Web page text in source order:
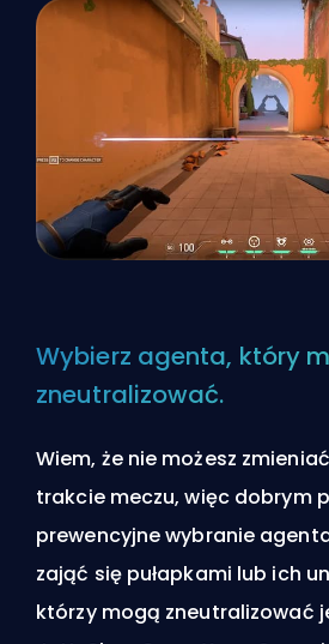
Wybierz agenta, który
zneutralizować.
Wiem, że nie możesz
trakcie meczu, więc dobrym
prewencyjne wybranie
zająć się pułapkami lub ich
którzy mogą zneutralizować